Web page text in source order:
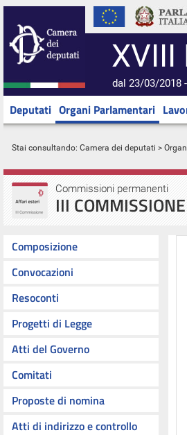
XVIII
dal 23/03/2018
Deputati Organi Parlamentari
Stai consultando: Camera dei deputati >
Commissioni permanenti
III
Composizione
Convocazioni
Resoconti
Progetti di Legge
Atti del Governo
Comitati
Proposte di nomina
Atti di indirizzo e controllo